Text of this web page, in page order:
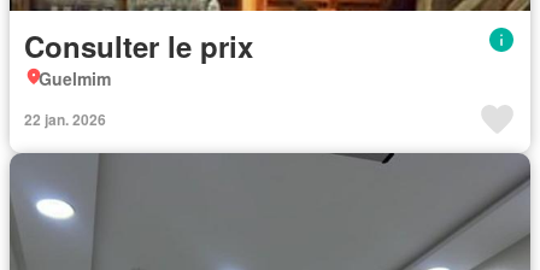
Consulter le prix
Guelmim
22 jan. 2026